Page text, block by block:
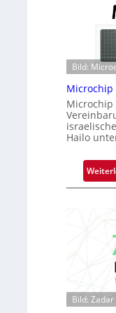
Bild:
Microchip
Microchip
Hailo
Bild: Zadar